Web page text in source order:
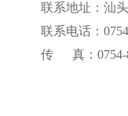
联系地址：汕头
联系电话：0754-
传 真：0754-